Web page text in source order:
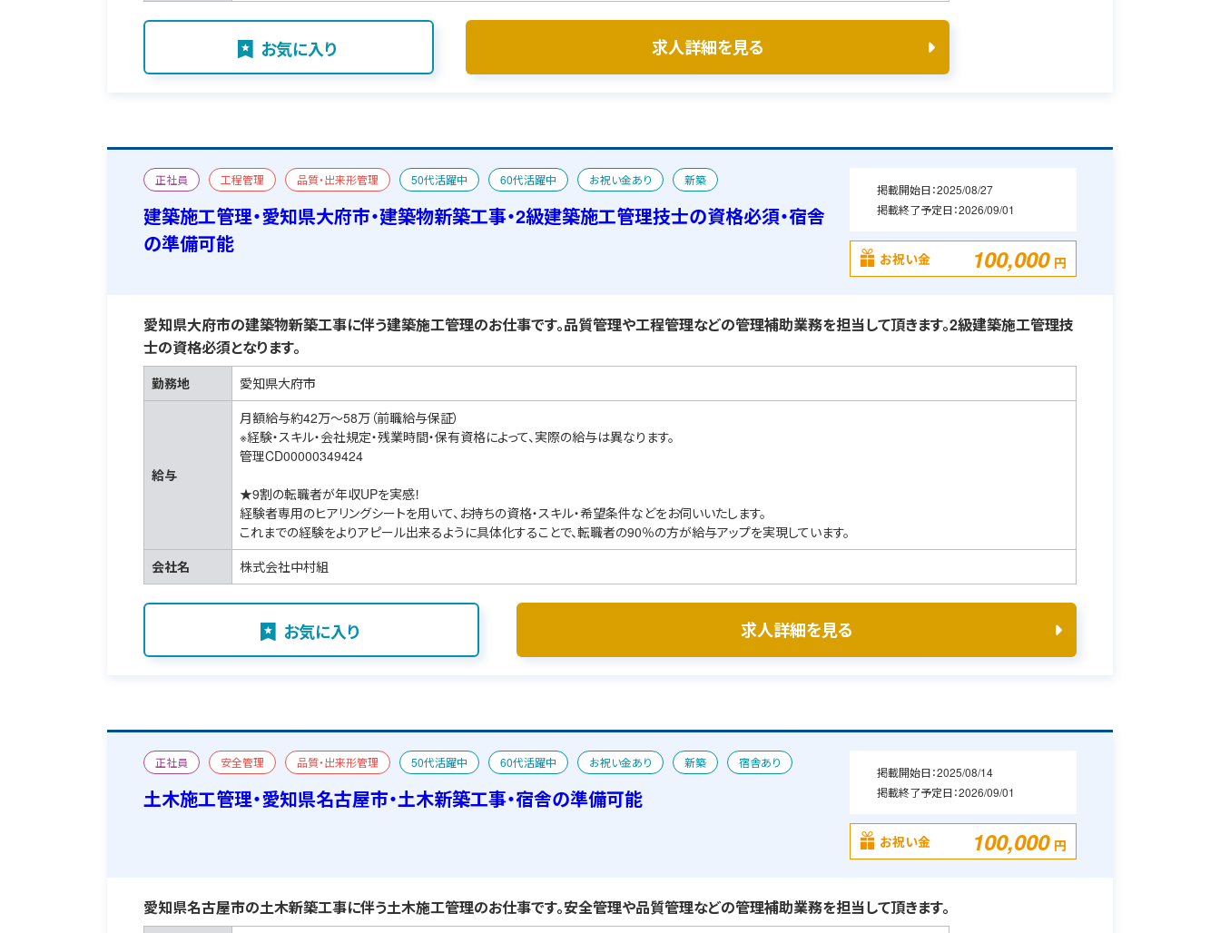
お気に入り 求人詳細を見る
正社員 工程管理 品質・出来形管理 50代活躍中 60代活躍中 お祝い金あり
新築
二級建築施工管理技士
宿舎あり
建築施工管理・愛知県大府市・建築物新築工事・2級建築施工管理技士の資格必須・宿舎
の準備可能
掲載開始日：2025/08/27
掲載終了予定日：2026/09/01
お祝い金 100,000 円
愛知県大府市の建築物新築工事に伴う建築施工管理のお仕事です。品質管理や工程管理などの管理補助業務を担当して頂きます。2級建築施工管理技
士の資格必須となります。
勤務地 愛知県大府市
給与
月額給与約42万～58万（前職給与保証）
※経験・スキル・会社規定・残業時間・保有資格によって、実際の給与は異なります。
管理CD00000349424
★9割の転職者が年収UPを実感！
経験者専用のヒアリングシートを用いて、お持ちの資格・スキル・希望条件などをお伺いいたします。
これまでの経験をよりアピール出来るように具体化することで、転職者の90％の方が給与アップを実現しています。
会社名
株式会社中村組
お気に入り 求人詳細を見る
正社員 安全管理 品質・出来形管理 50代活躍中 60代活躍中 お祝い金あり 新築 宿舎あり
土木施工管理・愛知県名古屋市・土木新築工事・宿舎の準備可能
掲載開始日：2025/08/14
掲載終了予定日：2026/09/01
お祝い金 100,000 円
愛知県名古屋市の土木新築工事に伴う土木施工管理のお仕事です。安全管理や品質管理などの管理補助業務を担当して頂きます。